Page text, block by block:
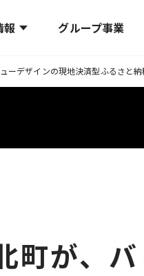
報 グループ事業
ーデザインの現地決済型ふるさと
町が、